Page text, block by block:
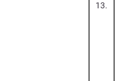
13.